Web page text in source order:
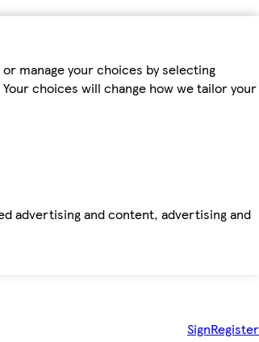
manage your choices by selecting
choices will change how we tailor your
advertising and content, advertising and
SignRegister